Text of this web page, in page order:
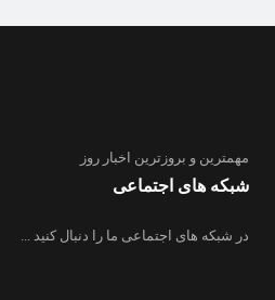
مهمترین و بروز‌ترین اخبار روز
شبکه های اجتماعی
در شبکه های اجتماعی ما را دنبال کنید ...